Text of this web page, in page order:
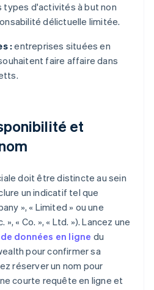
d'activités à but non
délictuelle limitée.
: entreprises situées en
faire affaire dans
et
doit être distincte au sein
un indicatif tel que
», « Limited » ou une
« Co. », « Ltd. »). Lancez une
données en ligne du
pour confirmer sa
réserver un nom pour
courte requête en ligne et